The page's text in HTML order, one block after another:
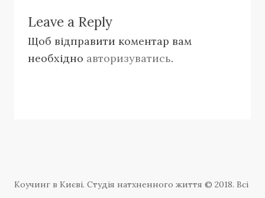
Leave a Reply
Щоб відправити коментар вам
необхідно авторизуватись.
Коучинг в Києві. Студія натхненного життя © 2018. Всі